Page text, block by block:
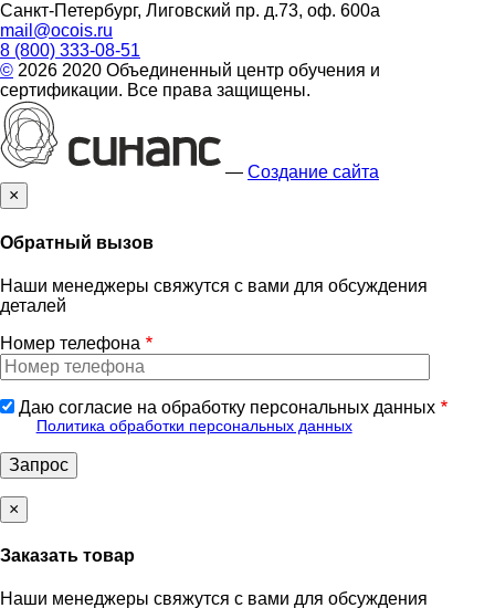
Санкт-Петербург, Лиговский пр. д.73, оф. 600а
mail@ocois.ru
8 (800) 333-08-51
© 2026 2020 Объединенный центр обучения и
сертификации. Все права защищены.
— Создание сайта
×
Обратный вызов
Наши менеджеры свяжутся с вами для обсуждения
деталей
Номер телефона
Даю согласие на обработку персональных данных
Политика обработки персональных данных
×
Заказать товар
Наши менеджеры свяжутся с вами для обсуждения